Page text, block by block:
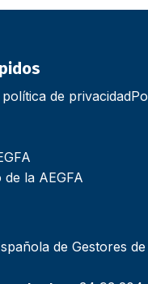
de privacidad
la AEGFA
de Gestores